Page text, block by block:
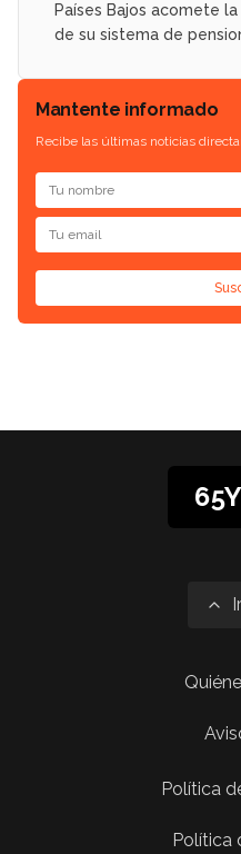
Países Bajos acomete
de su sistema de
Mantente informado
Recibe las últimas noticias
Política
Política